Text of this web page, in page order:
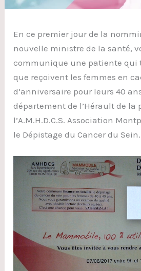
En ce premier jour de la
nouvelle ministre de la santé,
communique une patiente qui
que reçoivent les femmes en
d’anniversaire pour leurs 40
département de l’Hérault de la
l’A.M.H.D.C.S. Association
le Dépistage du Cancer du Sein.